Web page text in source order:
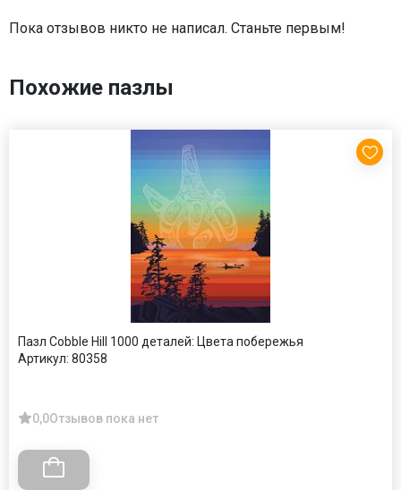
Пока отзывов никто не написал. Станьте первым!
Похожие пазлы
Пазл Cobble Hill 1000 деталей: Цвета побережья
Артикул: 80358
0,0Отзывов пока нет